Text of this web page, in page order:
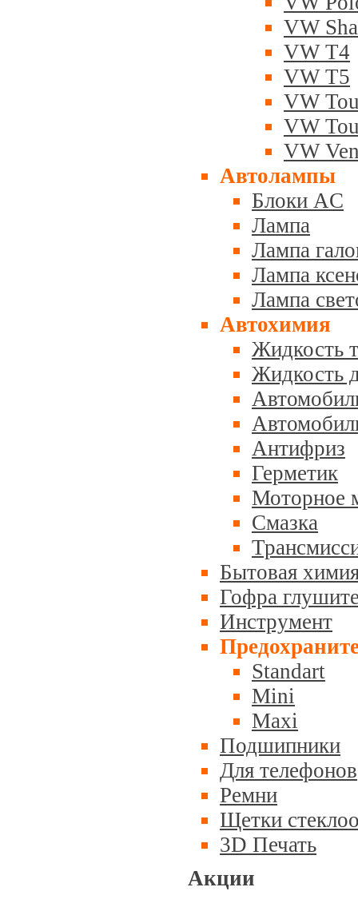
VW
VW T4
VW T5
VW
VW
VW
Автолампы
Блоки AC
Лампа
Лампа
Лампа
Лампа
Автохимия
Жидкость
Жидкость
Антифриз
Герметик
Моторное
Смазка
Бытовая
Гофра
Инструмент
Standart
Mini
Maxi
Подшипники
Для телефонов
Ремни
Щетки
3D Печать
Акции